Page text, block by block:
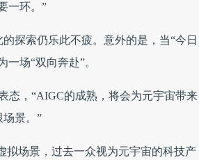
一环。”
探索仍乐此不疲。意外的是，当“今日
场“双向奔赴”。
态，“AIGC的成熟，将会为元宇宙带来
景。”
场景，过去一众视为元宇宙的科技产